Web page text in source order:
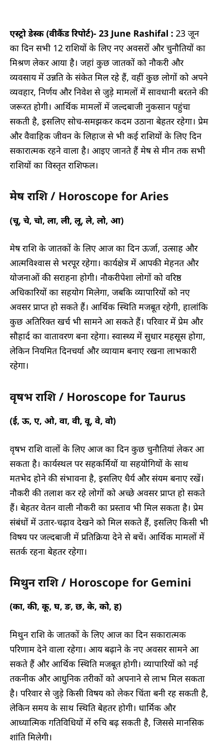
एस्ट्रो डेस्क (वीकैंड रिपोर्ट)- 23 June Rashifal : 23 जून
का दिन सभी 12 राशियों के लिए नए अवसरों और चुनौतियों का
मिश्रण लेकर आया है। जहां कुछ जातकों को नौकरी और
व्यवसाय में उन्नति के संकेत मिल रहे हैं, वहीं कुछ लोगों को अपने
व्यवहार, निर्णय और निवेश से जुड़े मामलों में सावधानी बरतने की
जरूरत होगी। आर्थिक मामलों में जल्दबाजी नुकसान पहुंचा
सकती है, इसलिए सोच-समझकर कदम उठाना बेहतर रहेगा। प्रेम
और वैवाहिक जीवन के लिहाज से भी कई राशियों के लिए दिन
सकारात्मक रहने वाला है। आइए जानते हैं मेष से मीन तक सभी
राशियों का विस्तृत राशिफल।
मेष राशि / Horoscope for Aries
(चू, चे, चो, ला, ली, लू, ले, लो, आ)
मेष राशि के जातकों के लिए आज का दिन ऊर्जा, उत्साह और
आत्मविश्वास से भरपूर रहेगा। कार्यक्षेत्र में आपकी मेहनत और
योजनाओं की सराहना होगी। नौकरीपेशा लोगों को वरिष्ठ
अधिकारियों का सहयोग मिलेगा, जबकि व्यापारियों को नए
अवसर प्राप्त हो सकते हैं। आर्थिक स्थिति मजबूत रहेगी, हालांकि
कुछ अतिरिक्त खर्च भी सामने आ सकते हैं। परिवार में प्रेम और
सौहार्द का वातावरण बना रहेगा। स्वास्थ्य में सुधार महसूस होगा,
लेकिन नियमित दिनचर्या और व्यायाम बनाए रखना लाभकारी
रहेगा।
वृषभ राशि / Horoscope for Taurus
(ई, ऊ, ए, ओ, वा, वी, वू, वे, वो)
वृषभ राशि वालों के लिए आज का दिन कुछ चुनौतियां लेकर आ
सकता है। कार्यस्थल पर सहकर्मियों या सहयोगियों के साथ
मतभेद होने की संभावना है, इसलिए धैर्य और संयम बनाए रखें।
नौकरी की तलाश कर रहे लोगों को अच्छे अवसर प्राप्त हो सकते
हैं। बेहतर वेतन वाली नौकरी का प्रस्ताव भी मिल सकता है। प्रेम
संबंधों में उतार-चढ़ाव देखने को मिल सकते हैं, इसलिए किसी भी
विषय पर जल्दबाजी में प्रतिक्रिया देने से बचें। आर्थिक मामलों में
सतर्क रहना बेहतर रहेगा।
मिथुन राशि / Horoscope for Gemini
(का, की, कू, घ, ङ, छ, के, को, ह)
मिथुन राशि के जातकों के लिए आज का दिन सकारात्मक
परिणाम देने वाला रहेगा। आय बढ़ाने के नए अवसर सामने आ
सकते हैं और आर्थिक स्थिति मजबूत होगी। व्यापारियों को नई
तकनीक और आधुनिक तरीकों को अपनाने से लाभ मिल सकता
है। परिवार से जुड़े किसी विषय को लेकर चिंता बनी रह सकती है,
लेकिन समय के साथ स्थिति बेहतर होगी। धार्मिक और
आध्यात्मिक गतिविधियों में रुचि बढ़ सकती है, जिससे मानसिक
शांति मिलेगी।